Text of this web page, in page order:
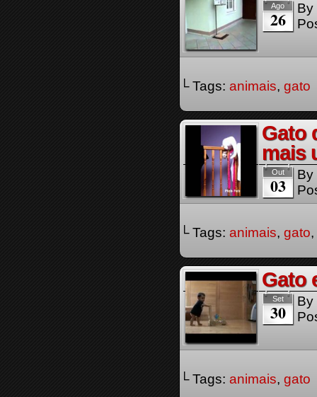
Ago
26
By
└ Tags: animais, gato
Gato
mais
Out
03
By
└ Tags: animais, gato,
Gato
Set
30
By
└ Tags: animais, gato